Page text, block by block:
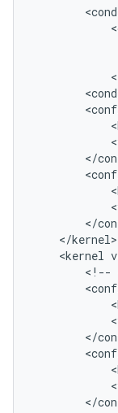
<
<
<
<
<
<
<
</
<
<
<
</
</kernel>
<kernel
< ! --
<
<
<
</
<
<
<
</